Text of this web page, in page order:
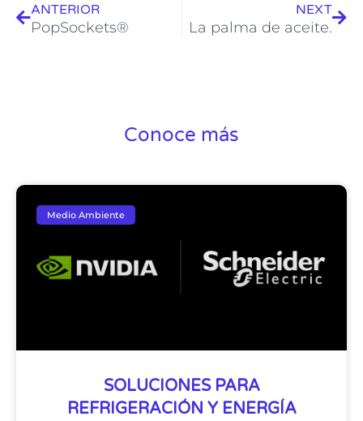
ANTERIOR
PopSockets®
NEXT
La palma de aceite.
Conoce más
Medio Ambiente
SOLUCIONES PARA
REFRIGERACIÓN Y ENERGÍA